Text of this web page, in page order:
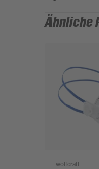
Ähnliche
wolfcraft